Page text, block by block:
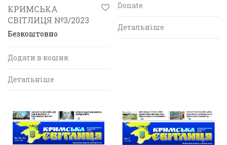
КРИМСЬКА
СВІТЛИЦЯ №3/2023
Безкоштовно
Додати в кошик
Детальніше
Donate
Детальніше